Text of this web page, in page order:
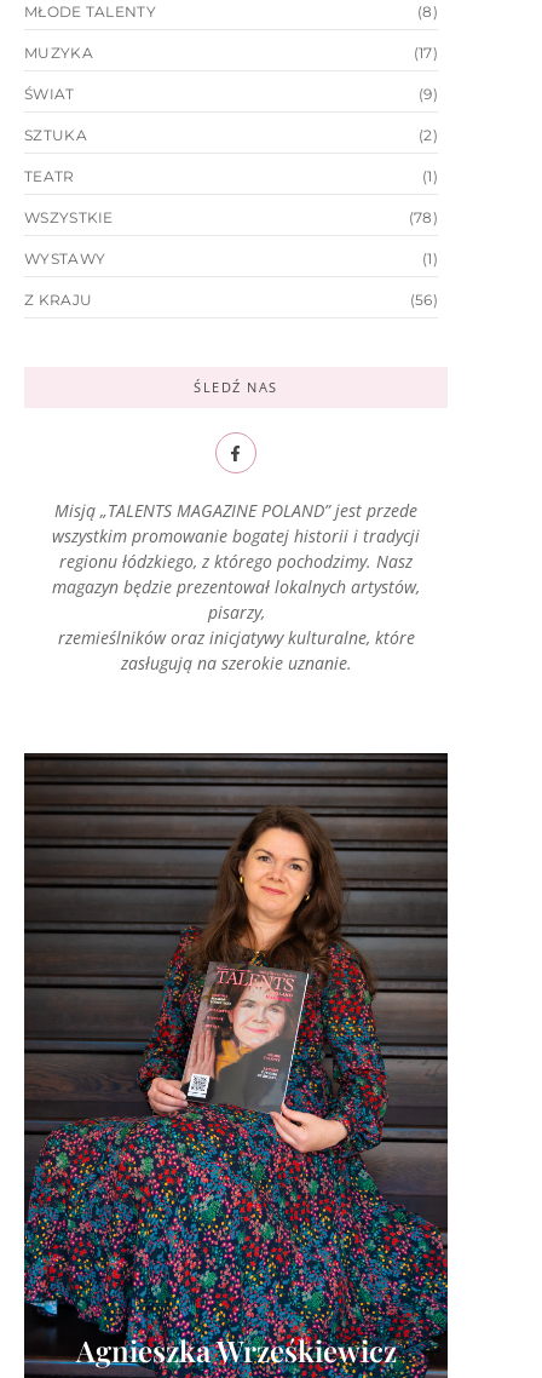
MŁODE TALENTY (8)
MUZYKA (17)
ŚWIAT (9)
SZTUKA (2)
TEATR (1)
WSZYSTKIE (78)
WYSTAWY (1)
Z KRAJU (56)
ŚLEDŹ NAS
Misją „TALENTS MAGAZINE POLAND” jest przede
wszystkim promowanie bogatej historii i tradycji
regionu łódzkiego, z którego pochodzimy. Nasz
magazyn będzie prezentował lokalnych artystów,
pisarzy,
rzemieślników oraz inicjatywy kulturalne, które
zasługują na szerokie uznanie.
Agnieszka Wrześkiewicz